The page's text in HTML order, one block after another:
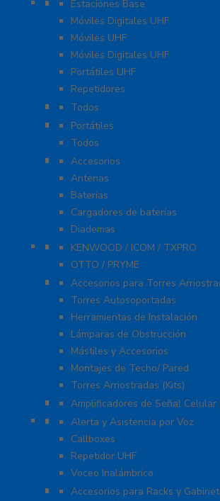
Estaciones Base
Móviles Digitales UHF
Móviles UHF
Móviles Digitales UHF
Portátiles UHF
Repetidores
Radios ICOM WiFi
Todos
Radios Marinos
Portátiles
Todos
Accesorios para KENWOOD
Accesorios
Antenas
Baterías
Cargadores de baterías
Diademas
Refacciones
KENWOOD / ICOM / TXPRO
OTTO / PRYME
Torres y Mástiles
Accesorios para Torres
Torres Autosoportadas
Herramientas de Instalación
Lámparas de Obstrucción
Mástiles y Accesorios
Montajes de Techo/ Pared
Torres Arriostradas (Kits)
Cobertura para Celular 4G
Amplificadores de Señal Celular
Soluciones RITRON
Alerta y Asistencia por Voz
Callboxes
Repetidor UHF
Voceo Inalámbrico
Racks y Gabinetes
Accesorios para Racks y